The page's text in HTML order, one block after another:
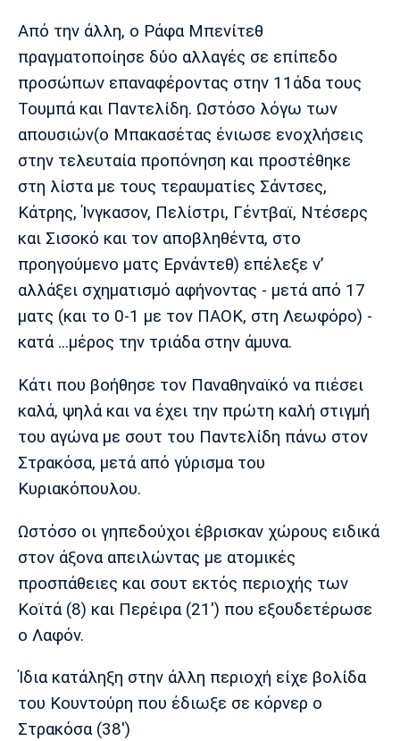
Πόρτο Μπενφίκα
Από την άλλη, ο Ράφα Mπενίτεθ
πραγματοποίησε δύο αλλαγές σε επίπεδο
προσώπων επαναφέροντας στην 11άδα τους
Τουμπά και Παντελίδη. Ωστόσο λόγω των
απουσιών(ο Μπακασέτας ένιωσε ενοχλήσεις
στην τελευταία προπόνηση και προστέθηκε
στη λίστα με τους τεραυματίες Σάντσες,
Κάτρης, Ίνγκασον, Πελίστρι, Γέντβαϊ, Ντέσερς
και Σισοκό και τον αποβληθέντα, στο
προηγούμενο ματς Ερνάντεθ) επέλεξε ν’
αλλάξει σχηματισμό αφήνοντας - μετά από 17
ματς (και το 0-1 με τον ΠΑΟΚ, στη Λεωφόρο) -
κατά ...μέρος την τριάδα στην άμυνα.
Κάτι που βοήθησε τον Παναθηναϊκό να πιέσει
καλά, ψηλά και να έχει την πρώτη καλή στιγμή
του αγώνα με σουτ του Παντελίδη πάνω στον
Στρακόσα, μετά από γύρισμα του
Κυριακόπουλου.
Ωστόσο οι γηπεδούχοι έβρισκαν χώρους ειδικά
στον άξονα απειλώντας με ατομικές
προσπάθειες και σουτ εκτός περιοχής των
Κοϊτά (8) και Περέιρα (21') που εξουδετέρωσε
ο Λαφόν.
Ίδια κατάληξη στην άλλη περιοχή είχε βολίδα
του Κουντούρη που έδιωξε σε κόρνερ ο
Στρακόσα (38')